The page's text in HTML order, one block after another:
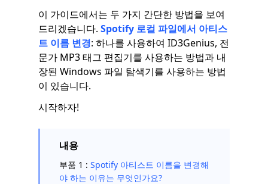
이 가이드에서는 두 가지 간단한 방법을 보여
드리겠습니다. Spotify 로컬 파일에서 아티스
트 이름 변경: 하나를 사용하여 ID3Genius, 전
문가 MP3 태그 편집기를 사용하는 방법과 내
장된 Windows 파일 탐색기를 사용하는 방법
이 있습니다.
시작하자!
내용
부품 1 : Spotify 아티스트 이름을 변경해
야 하는 이유는 무엇인가요?